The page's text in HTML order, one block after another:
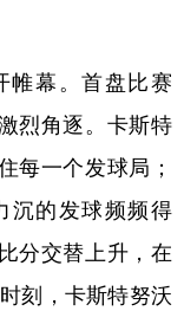
宁夏
幕。首盘比赛
烈角逐。卡斯特
每一个发球局；
沉的发球频频得
分交替上升，在
刻，卡斯特努沃